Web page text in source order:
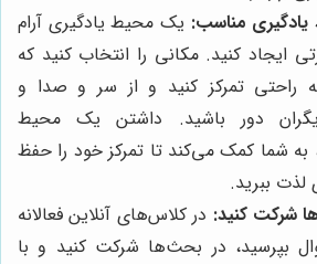
مناسب: یک محیط یادگیری آرام
ایجاد کنید. مکانی را انتخاب کنید که
راحتی تمرکز کنید و از سر و صدا و
دور باشید. داشتن یک محیط
به شما کمک می‌کند تا تمرکز خود را حفظ
لذت ببرید.
شرکت کنید: در کلاس‌های آنلاین فعالانه
بپرسید، در بحث‌ها شرکت کنید و با